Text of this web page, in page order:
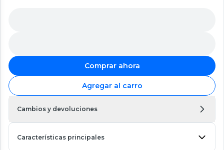
Comprar ahora
Agregar al carro
Cambios y devoluciones
Características principales